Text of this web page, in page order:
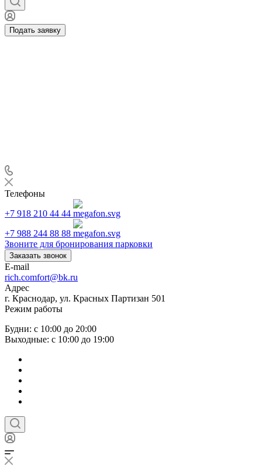
Подать заявку
Телефоны
+7 918 210 44 44
+7 988 244 88 88
Звоните для бронирования парковки
Заказать звонок
E-mail
rich.comfort@bk.ru
Адрес
г. Краснодар, ул. Красных Партизан 501
Режим работы
Будни: с 10:00 до 20:00
Выходные: с 10:00 до 19:00